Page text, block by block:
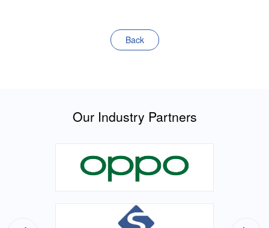
Back
Our Industry Partners